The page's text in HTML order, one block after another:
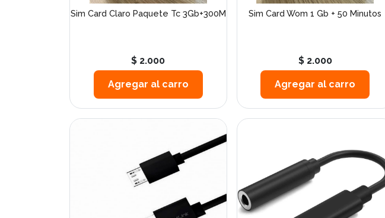
Sim Card Claro Paquete Tc 3Gb+300M
$ 2.000
Agregar al carro
Sim Card Wom 1 Gb + 50 Minutos
$ 2.000
Agregar al carro